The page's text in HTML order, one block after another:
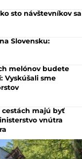
sto návštevníkov sa
Slovensku:
melónov budete
Vyskúšali sme
cestách majú byť
vnútra